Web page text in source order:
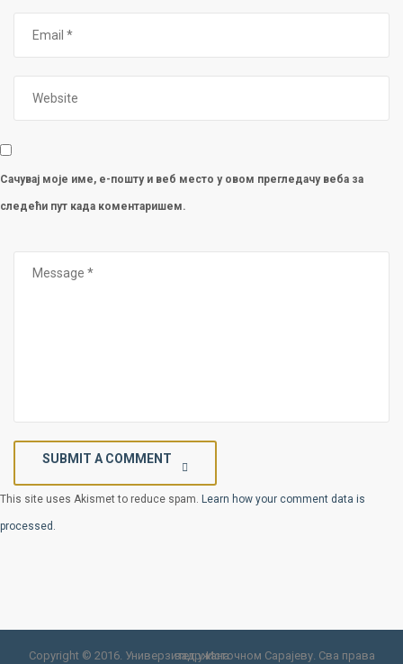
Сачувај моје име, е-пошту и веб место у овом прегледачу веба за
следећи пут када коментаришем.
SUBMIT A COMMENT
This site uses Akismet to reduce spam. Learn how your comment data is
processed.
Copyright © 2016. Универзитет у Источном Сарајеву. Сва права задржана